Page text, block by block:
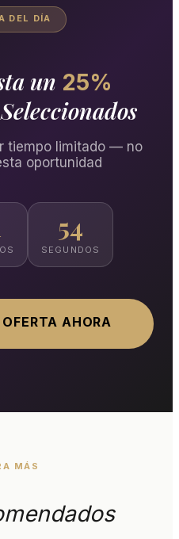
DEL DÍA
un 25%
tiempo limitado — no
oportunidad
52
SEGUNDOS
OFERTA AHORA
MÁS